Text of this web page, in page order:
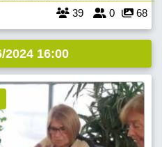
39 0 68
2024 16:00